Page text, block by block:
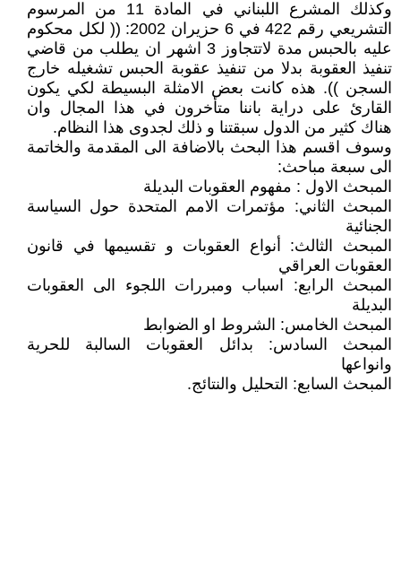
وكذلك المشرع اللبناني في المادة 11 من المرسوم
التشريعي رقم 422 في 6 حزيران 2002: (( لكل محكوم
عليه بالحبس مدة لاتتجاوز 3 اشهر ان يطلب من قاضي
تنفيذ العقوبة بدلا من تنفيذ عقوبة الحبس تشغيله خارج
السجن )). هذه كانت بعض الامثلة البسيطة لكي يكون
القارئ على دراية باننا متأخرون في هذا المجال وان
هناك كثير من الدول سبقتنا و ذلك لجدوى هذا النظام.
وسوف اقسم هذا البحث بالاضافة الى المقدمة والخاتمة
الى سبعة مباحث:
المبحث الاول : مفهوم العقوبات البديلة
المبحث الثاني: مؤتمرات الامم المتحدة حول السياسة
الجنائية
المبحث الثالث: أنواع العقوبات و تقسيمها في قانون
العقوبات العراقي
المبحث الرابع: اسباب ومبررات اللجوء الى العقوبات
البديلة
المبحث الخامس: الشروط او الضوابط
المبحث السادس: بدائل العقوبات السالبة للحرية
وانواعها
المبحث السابع: التحليل والنتائج.